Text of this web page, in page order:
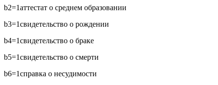
b2=1аттестат о среднем образовании
b3=1свидетельство о рождении
b4=1свидетельство о браке
b5=1свидетельство о смерти
b6=1справка о несудимости